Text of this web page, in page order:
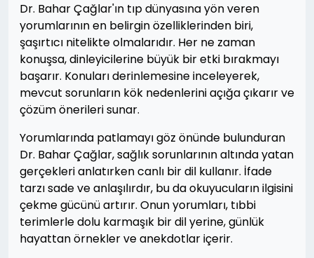
Dr. Bahar Çağlar'ın tıp dünyasına yön veren
yorumlarının en belirgin özelliklerinden biri,
şaşırtıcı nitelikte olmalarıdır. Her ne zaman
konuşsa, dinleyicilerine büyük bir etki bırakmayı
başarır. Konuları derinlemesine inceleyerek,
mevcut sorunların kök nedenlerini açığa çıkarır ve
çözüm önerileri sunar.
Yorumlarında patlamayı göz önünde bulunduran
Dr. Bahar Çağlar, sağlık sorunlarının altında yatan
gerçekleri anlatırken canlı bir dil kullanır. İfade
tarzı sade ve anlaşılırdır, bu da okuyucuların ilgisini
çekme gücünü artırır. Onun yorumları, tıbbi
terimlerle dolu karmaşık bir dil yerine, günlük
hayattan örnekler ve anekdotlar içerir.